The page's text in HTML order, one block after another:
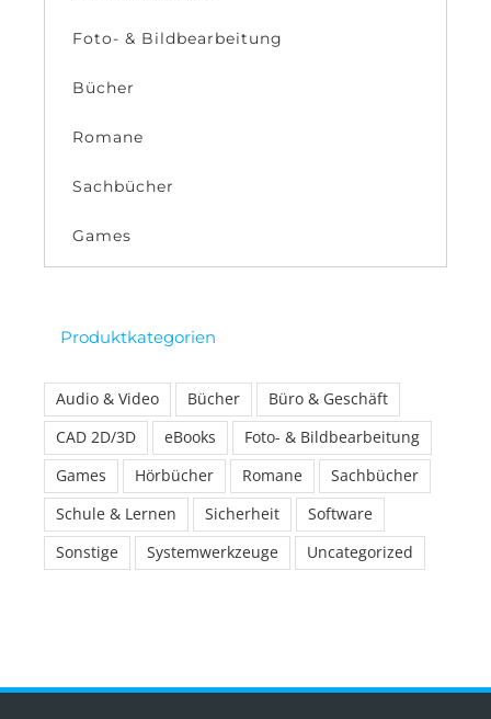
Foto- & Bildbearbeitung
Bücher
Romane
Sachbücher
Games
Produktkategorien
Audio & Video Bücher
Büro & Geschäft
CAD 2D/3D
eBooks
Foto- & Bildbearbeitung
Games
Hörbücher Romane
Sachbücher
Schule & Lernen
Sicherheit
Software
Sonstige
Systemwerkzeuge Uncategorized